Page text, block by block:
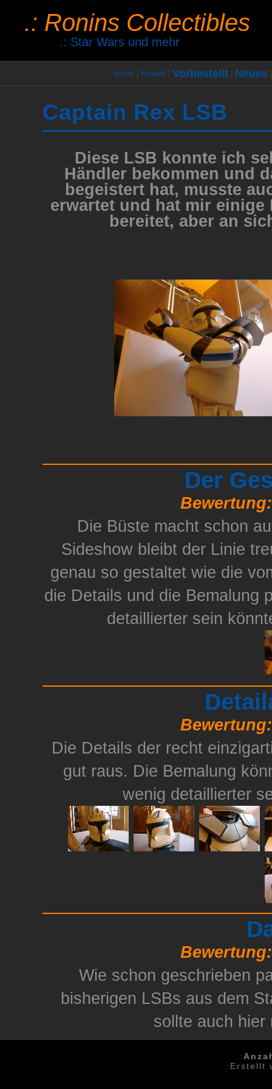
.: Ronins Collectibles
.: Star Wars und mehr
Home Kontakt Vorbestellt Neues
Captain Rex LSB
Diese LSB konnte ich
Händler bekommen und
begeistert hat, musste
erwartet und hat mir
bereitet, aber an
Der
Die Büste macht schon
Sideshow bleibt der Linie
genau so gestaltet wie die
die Details und die Bemalung
detaillierter sein
Die Details der recht
gut raus. Die Bemalung
wenig detaillierter
Wie schon geschrieben
bisherigen LSBs aus dem
sollte auch hier
.:
.: Erstellt